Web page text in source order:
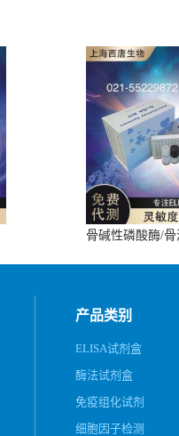
骨碱性磷酸酶/
产品类别
ELISA试剂盒
酶法试剂盒
免疫组化试剂
细胞因子检测